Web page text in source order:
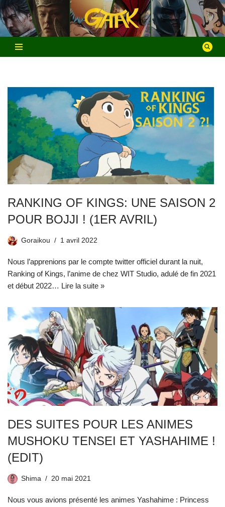
Aller
au
contenu
RANKING OF KINGS: UNE SAISON 2
POUR BOJJI ! (1ER AVRIL)
Goraikou 1 avril 2022
Nous l’apprenions par le compte twitter officiel durant la nuit,
Ranking of Kings, l’anime de chez WIT Studio, adulé de fin 2021
et début 2022… Lire la suite »
DES SUITES POUR LES ANIMES
MUSHOKU TENSEI ET YASHAHIME !
(EDIT)
Shima 20 mai 2021
Nous vous avions présenté les animes Yashahime : Princess